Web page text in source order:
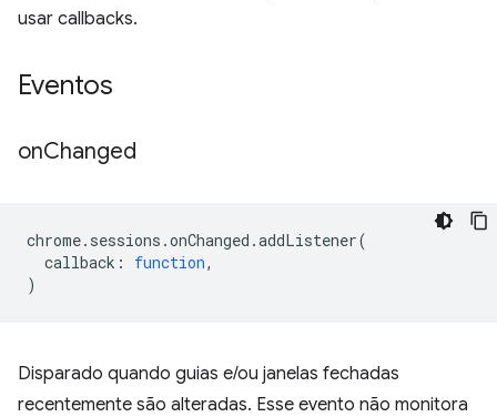
usar callbacks.
Eventos
onChanged
chrome. sessions .onChanged .addListener(
callback : function,
)
Disparado quando guias e/ou janelas fechadas
recentemente são alteradas. Esse evento não monitora